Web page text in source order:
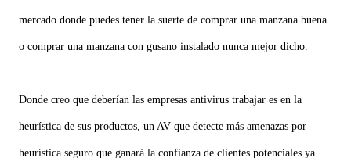
mercado donde puedes tener la suerte de comprar una manzana buena
o comprar una manzana con gusano instalado nunca mejor dicho.
Donde creo que deberían las empresas antivirus trabajar es en la
heurística de sus productos, un AV que detecte más amenazas por
heurística seguro que ganará la confianza de clientes potenciales ya